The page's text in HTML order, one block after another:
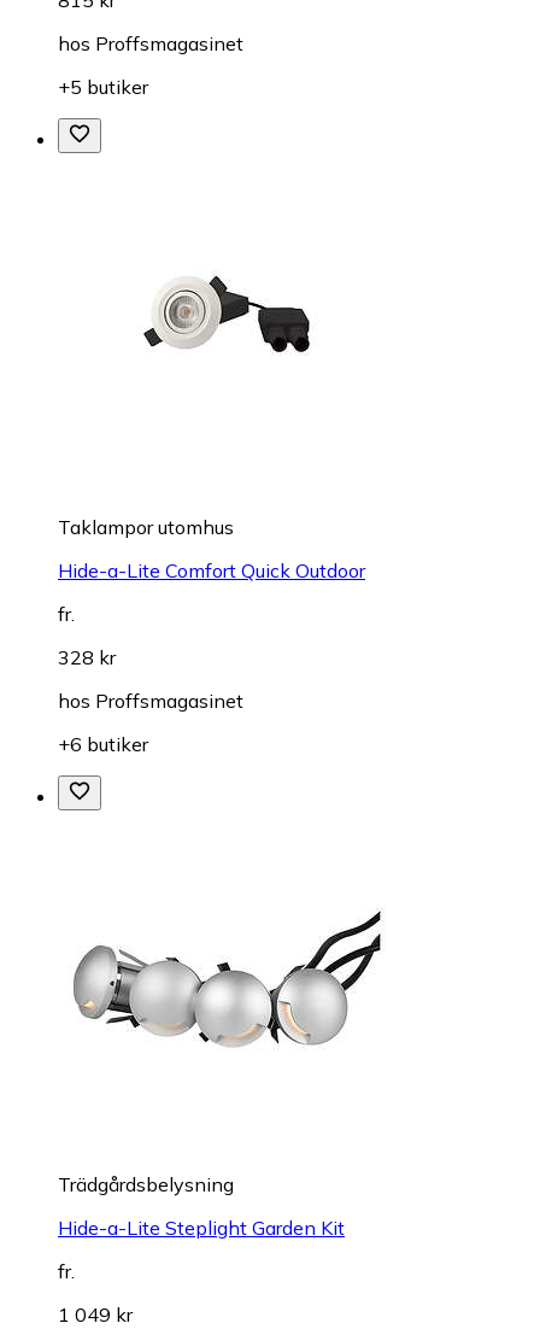
hos Proffsmagasinet
+5 butiker
Taklampor utomhus
Hide-a-Lite Comfort Quick Outdoor
fr.
328 kr
hos Proffsmagasinet
+6 butiker
Trädgårdsbelysning
Hide-a-Lite Steplight Garden Kit
fr.
1 049 kr